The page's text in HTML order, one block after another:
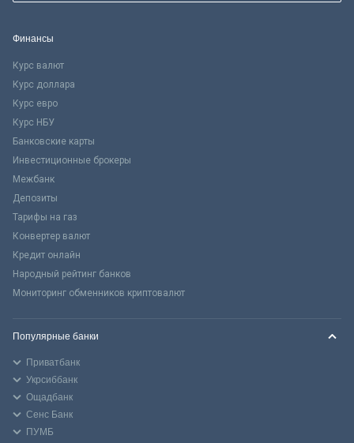
Финансы
Курс валют
Курс доллара
Курс евро
Курс НБУ
Банковские карты
Инвестиционные брокеры
Межбанк
Депозиты
Тарифы на газ
Конвертер валют
Кредит онлайн
Народный рейтинг банков
Мониторинг обменников криптовалют
Популярные банки
Приватбанк
Укрсиббанк
Ощадбанк
Сенс Банк
ПУМБ